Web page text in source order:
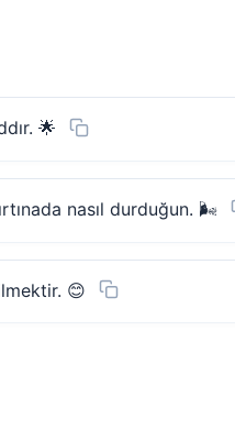
🌟
nasıl durduğun. 🌬️
😊